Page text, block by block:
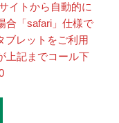
イトから自動的に
合「safari」仕様で
ブレットをご利用
上記までコール下